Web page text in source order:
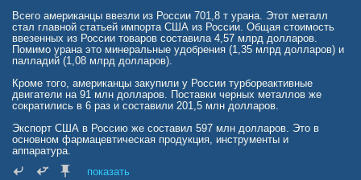
Собственно, конкуренты Берлина времени не теряют. Свято место
пусто не бывает, а потому те сектора мировой экономики, в которых
немцы себя уверенно чувствовали ранее, занимает многие страны,
в том числе и Китай.
Всего американцы ввезли из России 701,8 т урана. Этот металл
стал главной статьей импорта США из России. Общая стоимость
ввезенных из России товаров составила 4,57 млрд долларов.
Помимо урана это минеральные удобрения (1,35 млрд долларов) и
палладий (1,08 млрд долларов).
Кроме того, американцы закупили у России турбореактивные
двигатели на 91 млн долларов. Поставки черных металлов же
сократились в 6 раз и составили 201,5 млн долларов.
Экспорт США в Россию же составил 597 млн долларов. Это в
основном фармацевтическая продукция, инструменты и
аппаратура.
показать